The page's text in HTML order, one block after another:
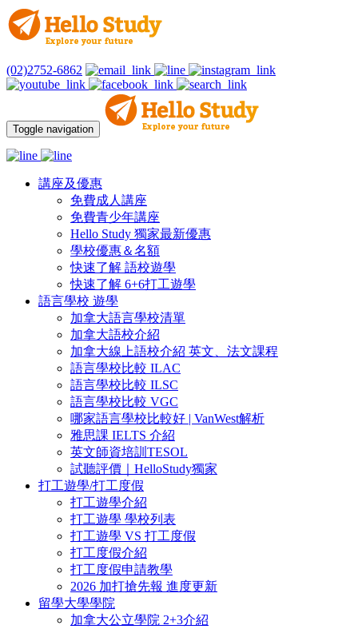
(02)2752-6862
Toggle navigation
講座及優惠
免費成人講座
免費青少年講座
Hello Study 獨家最新優惠
學校優惠＆名額
快速了解 語校遊學
快速了解 6+6打工遊學
語言學校 遊學
加拿大語言學校清單
加拿大語校介紹
加拿大線上語校介紹 英文、法文課程
語言學校比較 ILAC
語言學校比較 ILSC
語言學校比較 VGC
哪家語言學校比較好 | VanWest解析
雅思課 IELTS 介紹
英文師資培訓TESOL
試聽評價｜HelloStudy獨家
打工遊學/打工度假
打工遊學介紹
打工遊學 學校列表
打工遊學 VS 打工度假
打工度假介紹
打工度假申請教學
2026 加打搶先報 進度更新
留學大學學院
加拿大公立學院 2+3介紹